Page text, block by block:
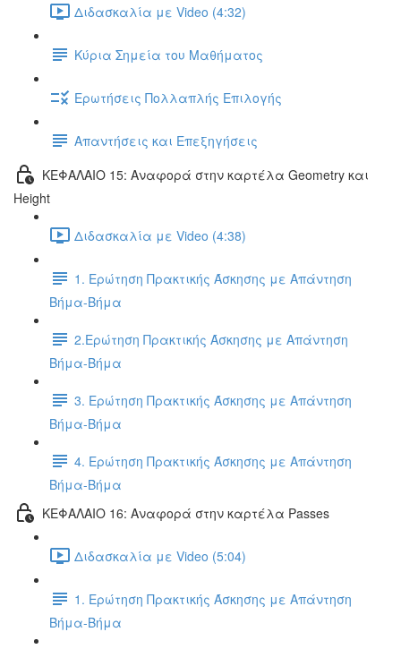
Διδασκαλία με Video (4:32)
Κύρια Σημεία του Μαθήματος
Ερωτήσεις Πολλαπλής Επιλογής
Απαντήσεις και Επεξηγήσεις
ΚΕΦΑΛΑΙΟ 15: Αναφορά στην καρτέλα Geometry και
Height
Διδασκαλία με Video (4:38)
1. Ερώτηση Πρακτικής Άσκησης με Απάντηση
Βήμα-Βήμα
2.Ερώτηση Πρακτικής Άσκησης με Απάντηση
Βήμα-Βήμα
3. Ερώτηση Πρακτικής Άσκησης με Απάντηση
Βήμα-Βήμα
4. Ερώτηση Πρακτικής Άσκησης με Απάντηση
Βήμα-Βήμα
ΚΕΦΑΛΑΙΟ 16: Αναφορά στην καρτέλα Passes
Διδασκαλία με Video (5:04)
1. Ερώτηση Πρακτικής Άσκησης με Απάντηση
Βήμα-Βήμα